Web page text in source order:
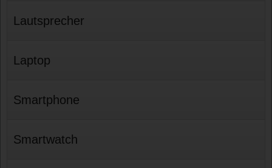
Lautsprecher
Laptop
Smartphone
Smartwatch